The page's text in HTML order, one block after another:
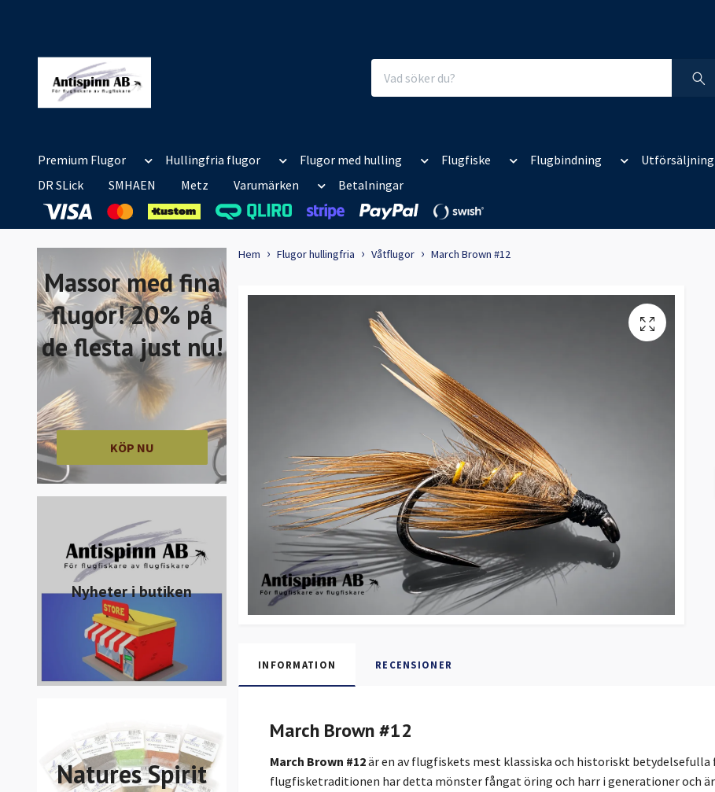
Premium Flugor Hullingfria flugor Flugor med hulling Flugfiske Flugbindning Utförsäljning
DR SLick
SMHAEN Metz Varumärken Betalningar
Massor med fina
flugor! 20% på
de flesta just nu!
KÖP NU
Nyheter i butiken
Natures Spirit
Hem Flugor hullingfria Våtflugor March Brown #12
INFORMATION RECENSIONER
March Brown #12
March Brown #12är en av flugfiskets mest klassiska och historiskt
flugfisketraditionen har detta mönster fångat öring och harr i generationer och